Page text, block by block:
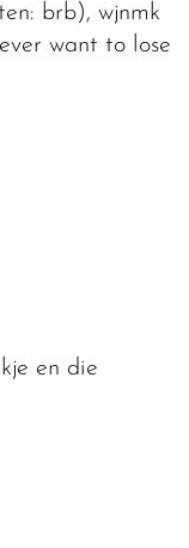
brb), wjnmk
want to lose
en die